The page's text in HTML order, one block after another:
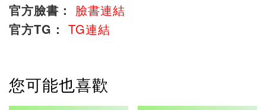
官方臉書： 臉書連結
官方TG： TG連結
您可能也喜歡